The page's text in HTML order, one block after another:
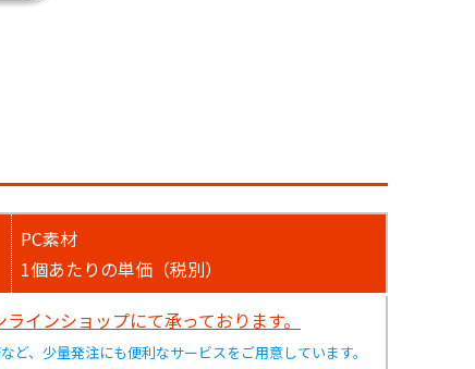
PC素材
1個あたりの単価（税別）
インショップにて承っております。
、少量発注にも便利なサービスをご用意しています。